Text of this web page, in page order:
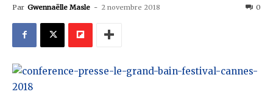
Par Gwennaëlle Masle - 2 novembre 2018 0